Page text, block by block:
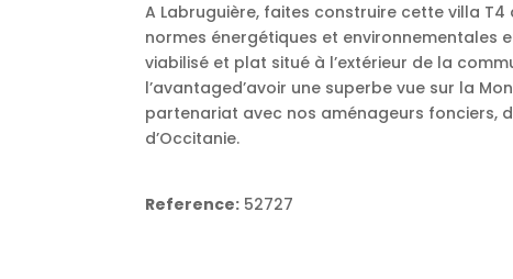
A Labruguière, faites construire cette villa
normes énergétiques et environnementales
viabilisé et plat situé à l’extérieur de la
l’avantaged’avoir une superbe vue sur la
partenariat avec nos aménageurs fonciers,
d’Occitanie.
Reference: 52727